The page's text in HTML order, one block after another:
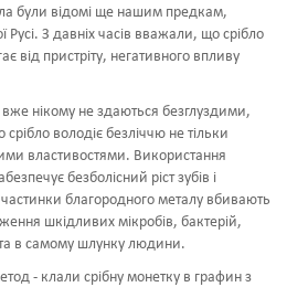
були відомі ще нашим предкам,
З давніх часів вважали, що срібло
від пристріту, негативного впливу
нікому не здаються безглуздими,
володіє безліччю не тільки
властивостями. Використання
безболісний ріст зубів і
частинки благородного металу вбивають
шкідливих мікробів, бактерій,
та в самому шлунку людини.
- клали срібну монетку в графин з